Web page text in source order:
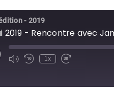
- 2019
2019 - Rencontre avec
1x